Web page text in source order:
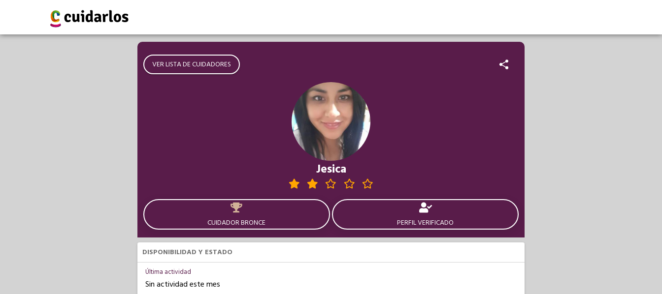
VER LISTA DE CUIDADORES
Jesica
CUIDADOR BRONCE PERFIL VERIFICADO
DISPONIBILIDAD Y ESTADO
Última actividad
Sin actividad este mes